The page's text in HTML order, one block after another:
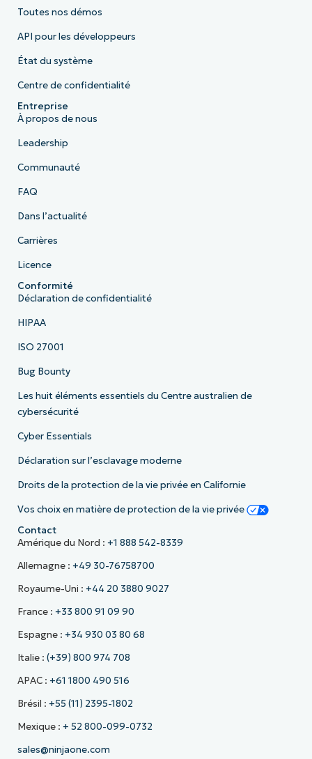
Toutes nos démos
API pour les développeurs
État du système
Centre de confidentialité
Entreprise
À propos de nous
Leadership
Communauté
FAQ
Dans l’actualité
Carrières
Licence
Conformité
Déclaration de confidentialité
HIPAA
ISO 27001
Bug Bounty
Les huit éléments essentiels du Centre australien de
cybersécurité
Cyber Essentials
Déclaration sur l’esclavage moderne
Droits de la protection de la vie privée en Californie
Vos choix en matière de protection de la vie privée
Contact
Amérique du Nord : +1 888 542-8339
Allemagne : +49 30-76758700
Royaume-Uni : +44 20 3880 9027
France : +33 800 91 09 90
Espagne : +34 930 03 80 68
Italie : (+39) 800 974 708
APAC : +61 1800 490 516
Brésil : +55 (11) 2395-1802
Mexique : + 52 800-099-0732
sales@ninjaone.com